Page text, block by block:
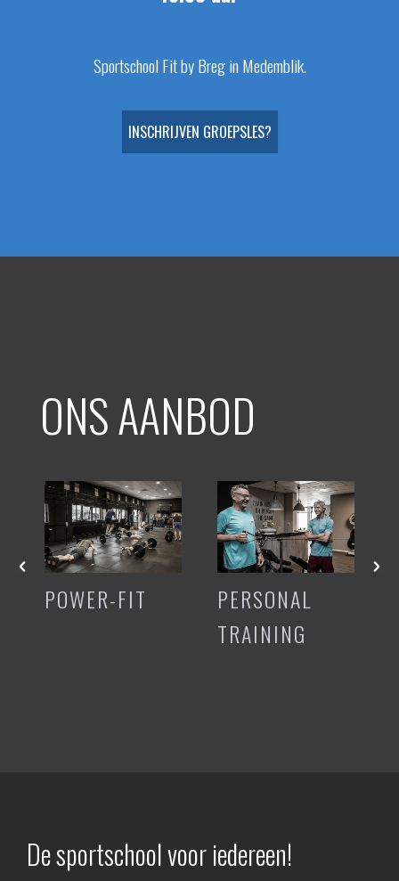
Sportschool Fit by Breg in Medemblik.
INSCHRIJVEN GROEPSLES?
ONS AANBOD
POWER-FIT
PERSONAL
TRAINING
De sportschool voor iedereen!